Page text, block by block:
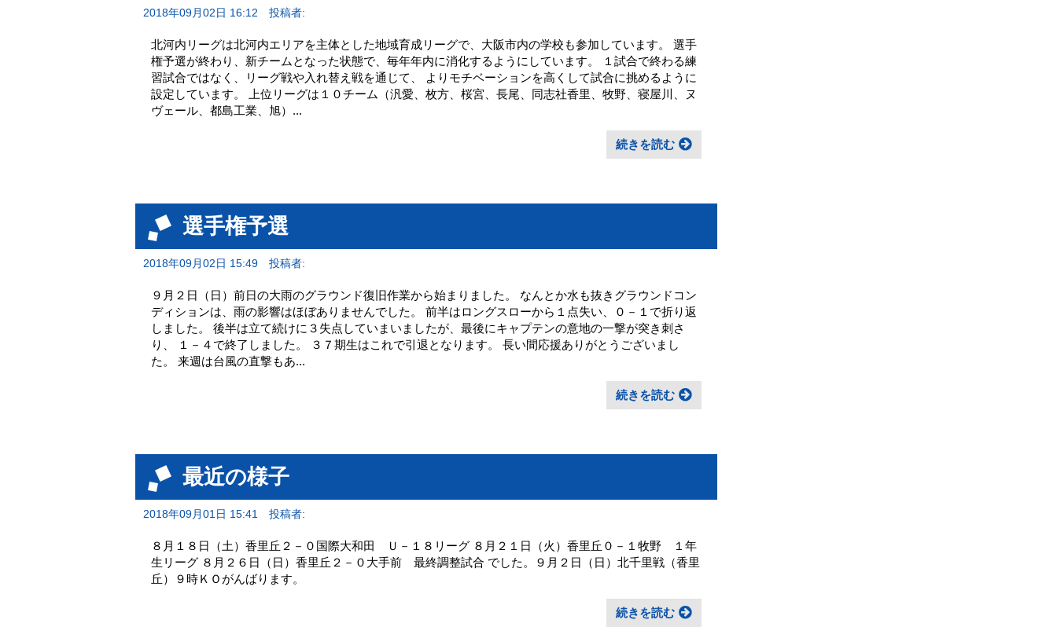
2018年09月02日 16:12 投稿者:
北河内リーグは北河内エリアを主体とした地域育成リーグで、大阪市内の学校も参加しています。 選手
権予選が終わり、新チームとなった状態で、毎年年内に消化するようにしています。 １試合で終わる練
習試合ではなく、リーグ戦や入れ替え戦を通じて、 よりモチベーションを高くして試合に挑めるように
設定しています。 上位リーグは１０チーム（汎愛、枚方、桜宮、長尾、同志社香里、牧野、寝屋川、ヌ
ヴェール、都島工業、旭）...
続きを読む
選手権予選
2018年09月02日 15:49 投稿者:
９月２日（日）前日の大雨のグラウンド復旧作業から始まりました。 なんとか水も抜きグラウンドコン
ディションは、雨の影響はほぼありませんでした。 前半はロングスローから１点失い、０－１で折り返
しました。 後半は立て続けに３失点していまいましたが、最後にキャプテンの意地の一撃が突き刺さ
り、 １－４で終了しました。 ３７期生はこれで引退となります。 長い間応援ありがとうございまし
た。 来週は台風の直撃もあ...
続きを読む
最近の様子
2018年09月01日 15:41 投稿者:
８月１８日（土）香里丘２－０国際大和田 Ｕ－１８リーグ ８月２１日（火）香里丘０－１牧野 １年
生リーグ ８月２６日（日）香里丘２－０大手前 最終調整試合 でした。９月２日（日）北千里戦（香里
丘）９時ＫＯがんばります。
続きを読む